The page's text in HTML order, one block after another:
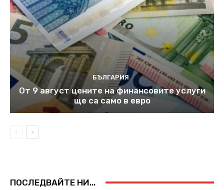
БЪЛГАРИЯ
От 9 август цените на финансовите услуги
ще са само в евро
ПОСЛЕДВАЙТЕ НИ...